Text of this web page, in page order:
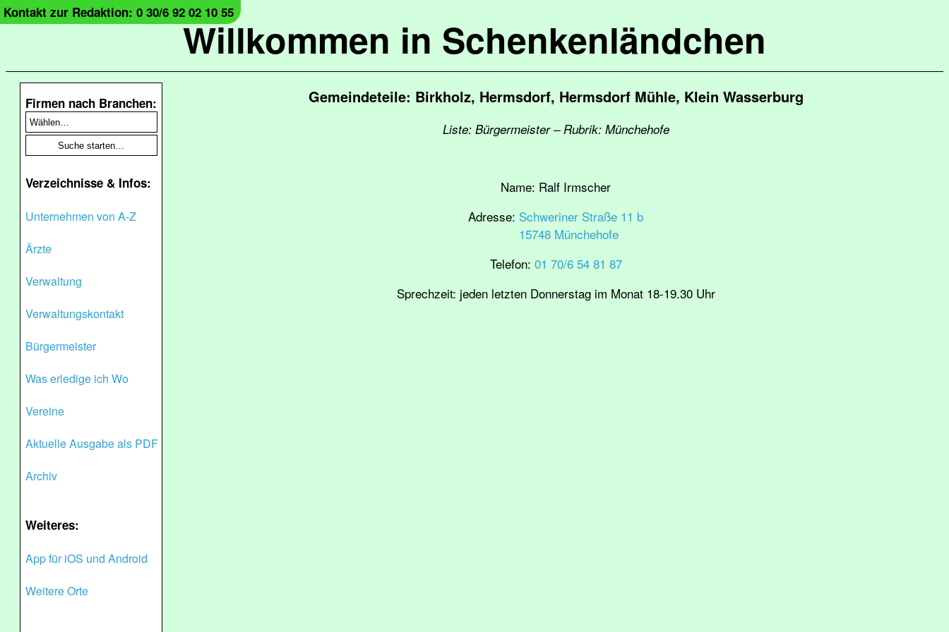
Willkommen in Schenkenländchen
Kontakt zur Redaktion: 0 30/6 92 02 10 55
Firmen nach Branchen:
Verzeichnisse & Infos:
Unternehmen von A-Z
Ärzte
Verwaltung
Verwaltungskontakt
Bürgermeister
Was erledige ich Wo
Vereine
Aktuelle Ausgabe als PDF
Archiv
Weiteres:
App für iOS und Android
Weitere Orte
Gemeindeteile: Birkholz, Hermsdorf, Hermsdorf Mühle, Klein Wasserburg
Liste: Bürgermeister – Rubrik: Münchehofe
Name: Ralf Irmscher
Adresse: Schweriner Straße 11 b
15748 Münchehofe
Telefon: 01 70/6 54 81 87
Sprechzeit: jeden letzten Donnerstag im Monat 18‑19.30 Uhr